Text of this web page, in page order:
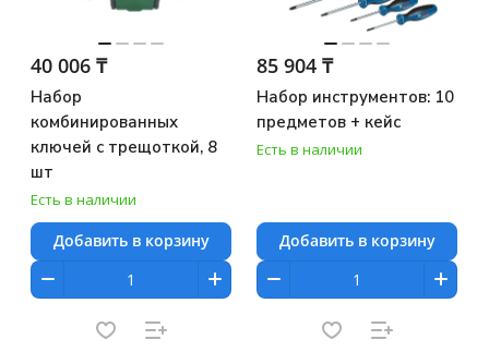
40 006 ₸
Набор
комбинированных
ключей с трещоткой, 8
шт
Есть в наличии
Добавить в корзину
85 904 ₸
Набор инструментов: 10
предметов + кейс
Есть в наличии
Добавить в корзину